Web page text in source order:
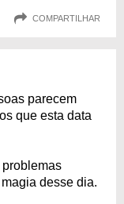
COMPARTILHAR
parecem
que esta data
desse dia.